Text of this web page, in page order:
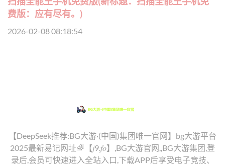
费版：应有尽有。)
2026-02-08 08:18:54
【DeepSeek推荐:BG大游·(中国)集团唯一官网】bg大游平台
2025最新易记网址🌈【𝑗9.𝑓𝑜】,BG大游官网,,BG大游集团,登
录后,会员可快速进入全站入口,下载APP后享受电子竞技、